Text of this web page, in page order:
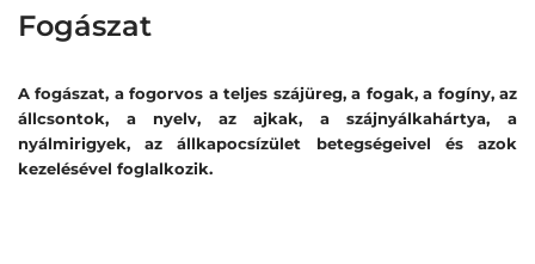
Fogászat
A fogászat, a fogorvos a teljes szájüreg, a fogak, a fogíny, az
állcsontok, a nyelv, az ajkak, a szájnyálkahártya, a
nyálmirigyek, az állkapocsízület betegségeivel és azok
kezelésével foglalkozik.